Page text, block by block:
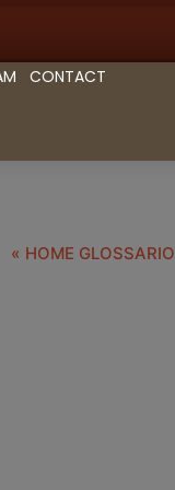
CONTACT
« HOME GLOSSARIO